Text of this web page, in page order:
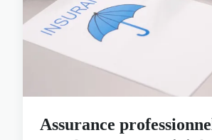
Assurance